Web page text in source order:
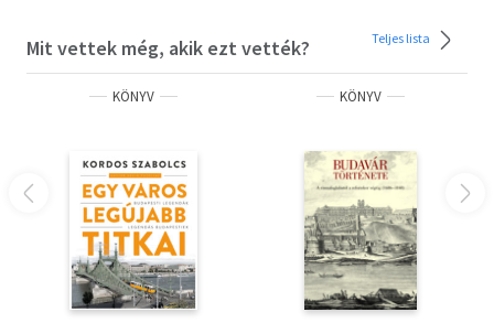
Kordos Szabolcs több sikerkötet szerzője és egyben
Budapest szerelmese is. Egykori újságíróként
beszélgetőtársai segítségével hozta el az igazi budapesti
meséket mindazoknak, akik könnyed, mégis tartalmas
város titkait.
Kordos Szabolcs (42) tíz riportkönyv, az Egy város titkai
című kötet, és több ezer cikk szerzője. Dolgozott a
repülőtéren, újságíróként és lapszerkesztőként,
jótékonysági szervezetnél, élt Észak- és Dél-Amerikában,
jelenleg pedig egy kommunikációs ügynökség
Mit vettek még, akik ezt vették? Teljes lista
KÖNYV KÖNYV